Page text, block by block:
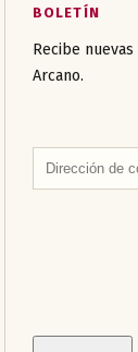
BOLETÍN
Recibe
Arcano.
Dirección
de